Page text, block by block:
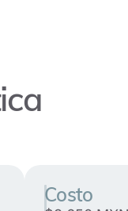
Costo